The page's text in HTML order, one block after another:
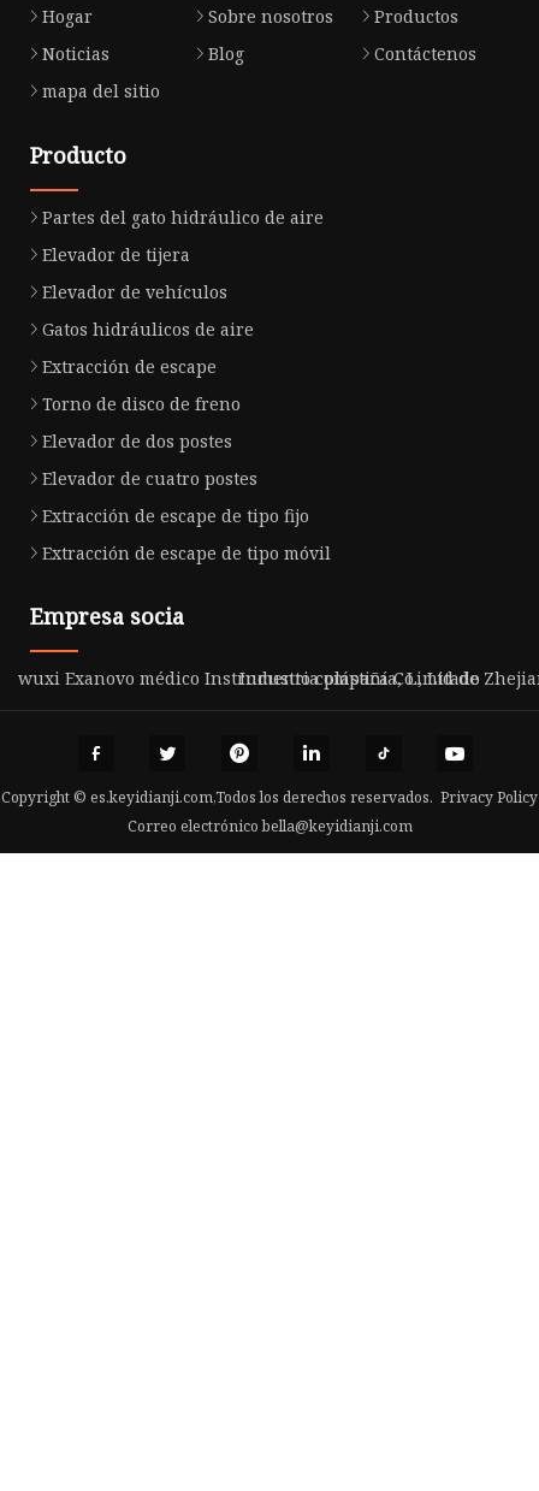
Hogar Sobre nosotros
Productos
Noticias
Blog
Contáctenos
mapa del sitio
Producto
Partes del gato hidráulico de aire
Elevador de tijera
Elevador de vehículos
Gatos hidráulicos de aire
Extracción de escape
Torno de disco de freno
Elevador de dos postes
Elevador de cuatro postes
Extracción de escape de tipo fijo
Extracción de escape de tipo móvil
Empresa socia
wuxi Exanovo médico Instrumento compañía, Limitado
Industria plástica Co., Ltd de
Copyright © es.keyidianji.com,Todos los derechos reservados. Privacy Policy
Correo electrónicobella@keyidianji.com